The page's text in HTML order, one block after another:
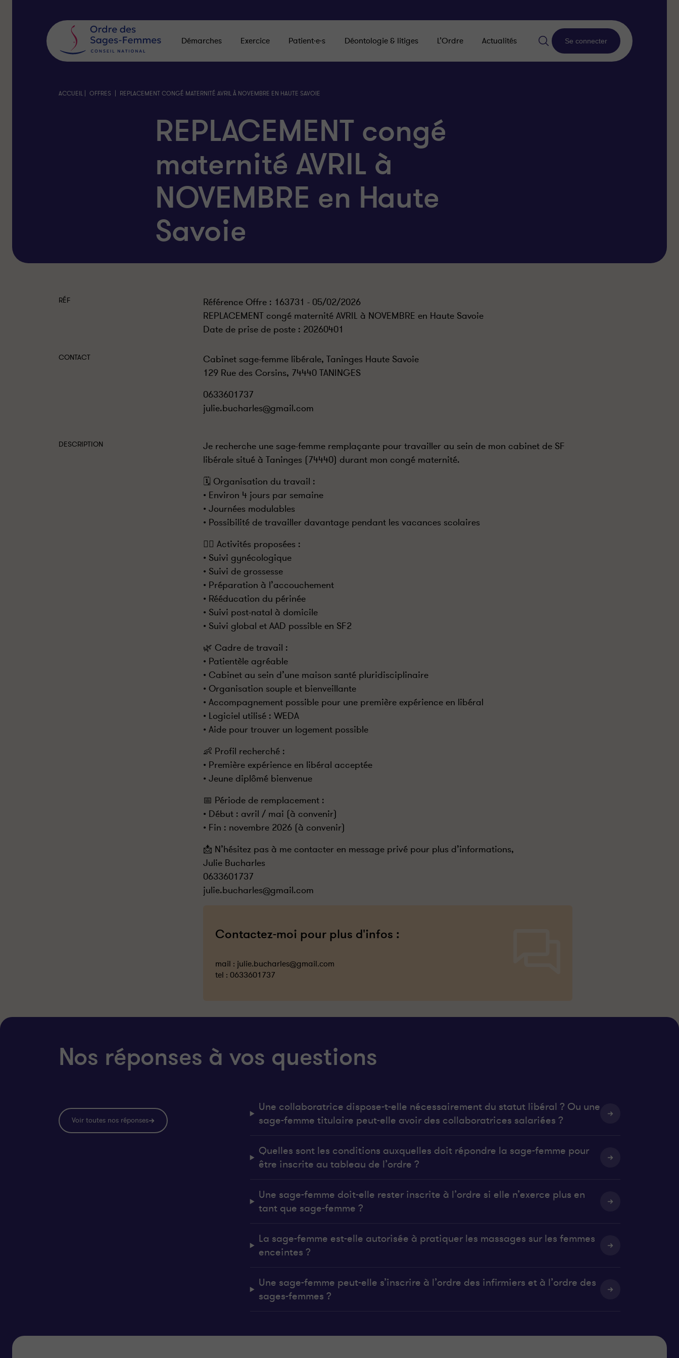
Démarches Exercice Patient·e·s Déontologie & litiges L’Ordre Actualités Se connecter
ACCUEIL | OFFRES | REPLACEMENT CONGÉ MATERNITÉ AVRIL À NOVEMBRE EN HAUTE SAVOIE
REPLACEMENT congé
maternité AVRIL à
NOVEMBRE en Haute
Savoie
RÉF
Référence Offre : 163731 - 05/02/2026
REPLACEMENT congé maternité AVRIL à NOVEMBRE en Haute Savoie
Date de prise de poste : 20260401
CONTACT
Cabinet sage-femme libérale, Taninges Haute Savoie
129 Rue des Corsins, 74440 TANINGES
0633601737
julie.bucharles@gmail.com
DESCRIPTION
Je recherche une sage-femme remplaçante pour travailler au sein de mon cabinet de SF
libérale situé à Taninges (74440) durant mon congé maternité.
🗓️ Organisation du travail :
• Environ 4 jours par semaine
• Journées modulables
• Possibilité de travailler davantage pendant les vacances scolaires
👩‍⚕️ Activités proposées :
• Suivi gynécologique
• Suivi de grossesse
• Préparation à l’accouchement
• Rééducation du périnée
• Suivi post-natal à domicile
• Suivi global et AAD possible en SF2
🌿 Cadre de travail :
• Patientèle agréable
• Cabinet au sein d’une maison santé pluridisciplinaire
• Organisation souple et bienveillante
• Accompagnement possible pour une première expérience en libéral
• Logiciel utilisé : WEDA
• Aide pour trouver un logement possible
👶 Profil recherché :
• Première expérience en libéral acceptée
• Jeune diplômé bienvenue
📅 Période de remplacement :
• Début : avril / mai (à convenir)
• Fin : novembre 2026 (à convenir)
📩 N’hésitez pas à me contacter en message privé pour plus d’informations,
Julie Bucharles
0633601737
julie.bucharles@gmail.com
Contactez-moi pour plus d'infos :
mail : julie.bucharles@gmail.com
tel : 0633601737
Nos réponses à vos questions
Voir toutes nos réponses
Une collaboratrice dispose-t-elle nécessairement du statut libéral ? Ou une
sage-femme titulaire peut-elle avoir des collaboratrices salariées ?
Quelles sont les conditions auxquelles doit répondre la sage-femme pour
être inscrite au tableau de l’ordre ?
Une sage-femme doit-elle rester inscrite à l’ordre si elle n’exerce plus en
tant que sage-femme ?
La sage-femme est-elle autorisée à pratiquer les massages sur les femmes
enceintes ?
Une sage-femme peut-elle s’inscrire à l’ordre des infirmiers et à l’ordre des
sages-femmes ?